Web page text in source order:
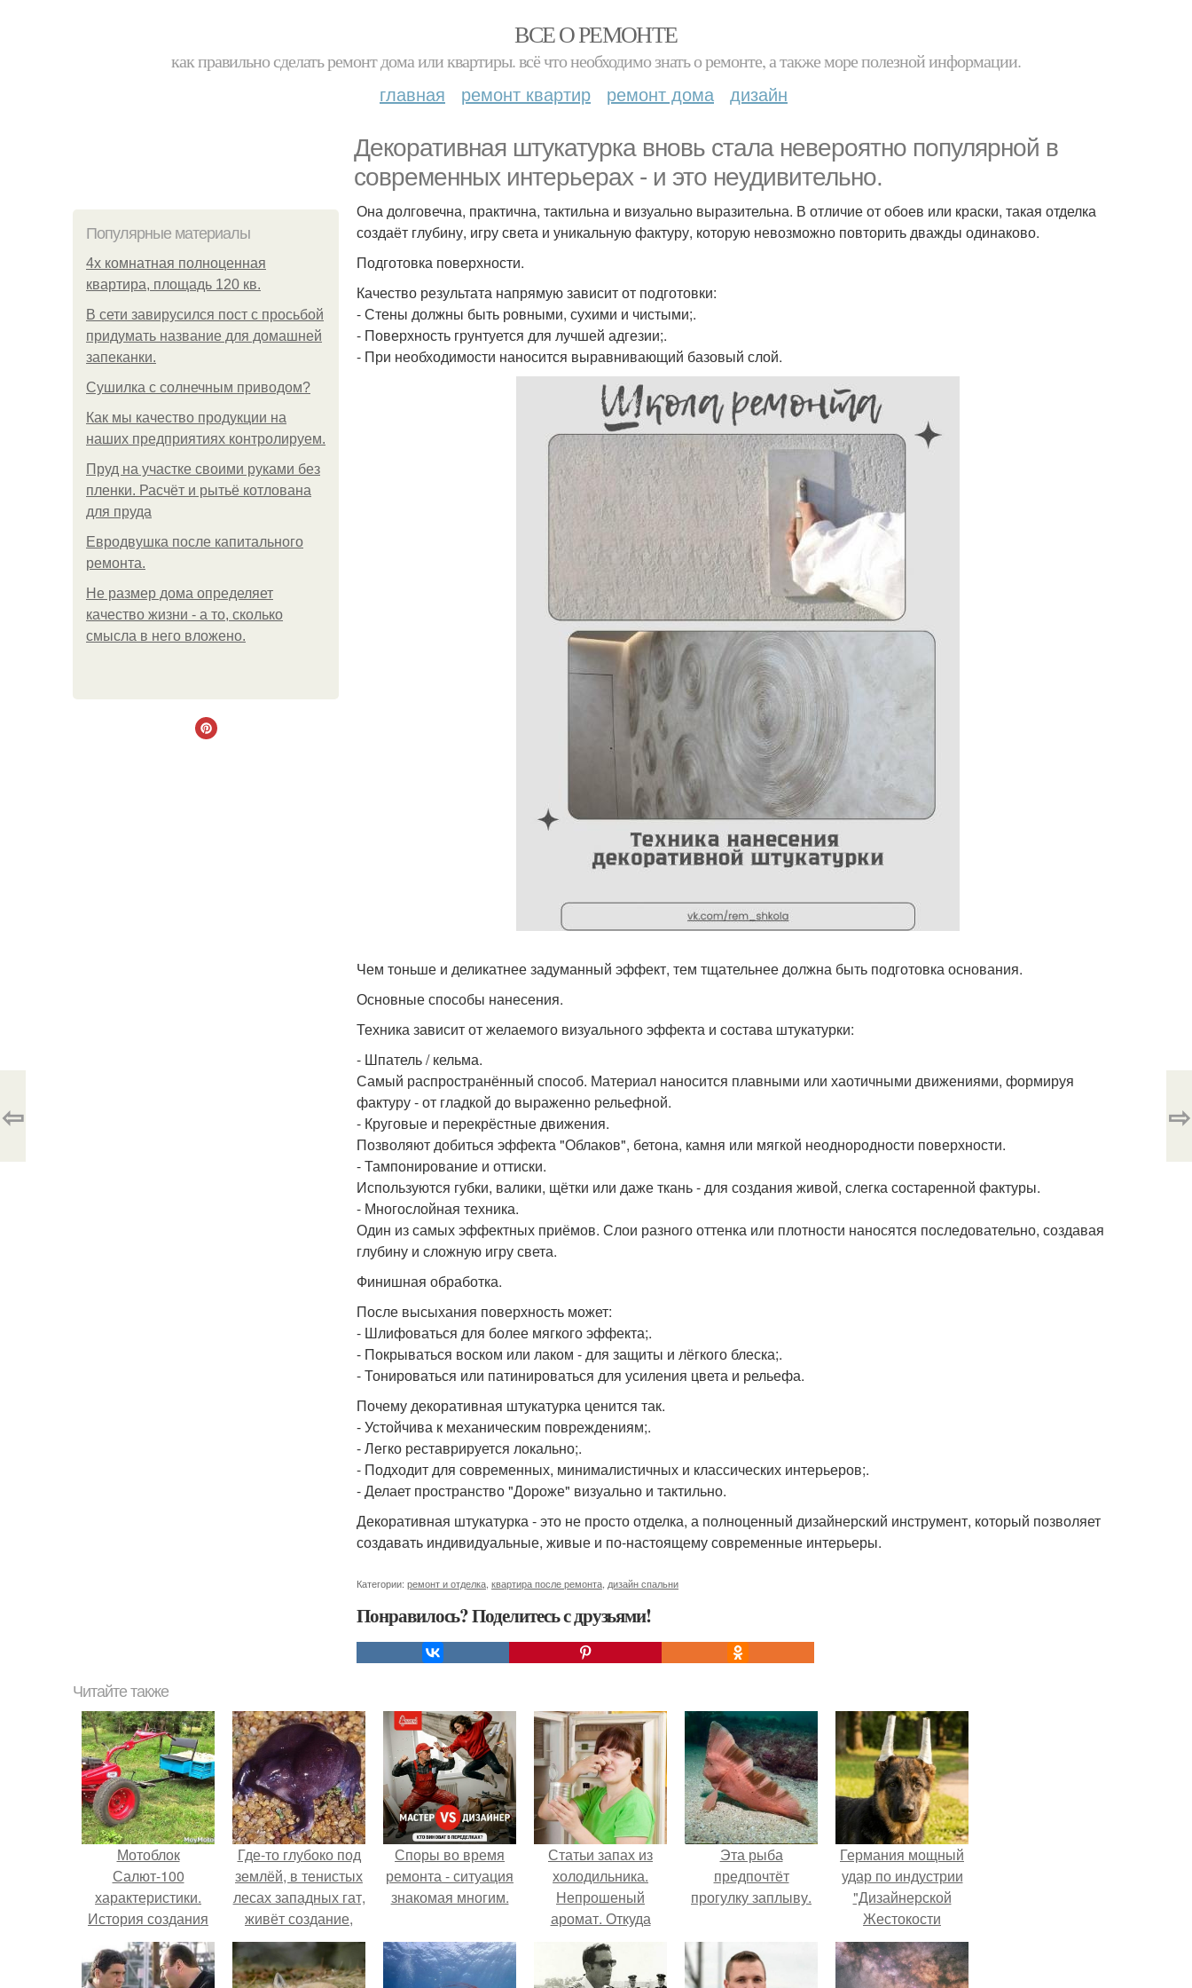
ВСЕ О РЕМОНТЕ
как правильно сделать ремонт дома или квартиры. всё что необходимо знать о ремонте, а также море полезной информации.
главная ремонт квартир ремонт дома дизайн
Декоративная штукатурка вновь стала невероятно популярной в
современных интерьерах - и это неудивительно.
Популярные материалы
4x комнатная полноценная
квартира, площадь 120 кв.
В сети завирусился пост с просьбой
придумать название для домашней
запеканки.
Сушилка с солнечным приводом?
Как мы качество продукции на
наших предприятиях контролируем.
Пруд на участке своими руками без
пленки. Расчёт и рытьё котлована
для пруда
Евродвушка после капитального
ремонта.
Не размер дома определяет
качество жизни - а то, сколько
смысла в него вложено.
Она долговечна, практична, тактильна и визуально выразительна. В отличие от обоев или краски, такая отделка
создаёт глубину, игру света и уникальную фактуру, которую невозможно повторить дважды одинаково.
Подготовка поверхности.
Качество результата напрямую зависит от подготовки:
- Стены должны быть ровными, сухими и чистыми;.
- Поверхность грунтуется для лучшей адгезии;.
- При необходимости наносится выравнивающий базовый слой.
Чем тоньше и деликатнее задуманный эффект, тем тщательнее должна быть подготовка основания.
Основные способы нанесения.
Техника зависит от желаемого визуального эффекта и состава штукатурки:
- Шпатель / кельма.
Самый распространённый способ. Материал наносится плавными или хаотичными движениями, формируя
фактуру - от гладкой до выраженно рельефной.
- Круговые и перекрёстные движения.
Позволяют добиться эффекта "Облаков", бетона, камня или мягкой неоднородности поверхности.
- Тампонирование и оттиски.
Используются губки, валики, щётки или даже ткань - для создания живой, слегка состаренной фактуры.
- Многослойная техника.
Один из самых эффектных приёмов. Слои разного оттенка или плотности наносятся последовательно, создавая
глубину и сложную игру света.
Финишная обработка.
После высыхания поверхность может:
- Шлифоваться для более мягкого эффекта;.
- Покрываться воском или лаком - для защиты и лёгкого блеска;.
- Тонироваться или патинироваться для усиления цвета и рельефа.
Почему декоративная штукатурка ценится так.
- Устойчива к механическим повреждениям;.
- Легко реставрируется локально;.
- Подходит для современных, минималистичных и классических интерьеров;.
- Делает пространство "Дороже" визуально и тактильно.
Декоративная штукатурка - это не просто отделка, а полноценный дизайнерский инструмент, который позволяет
создавать индивидуальные, живые и по-настоящему современные интерьеры.
Категории: ремонт и отделка квартира после ремонта дизайн спальни
Понравилось? Поделитесь с друзьями!
⇦ ⇨
Читайте также
Мотоблок
Салют-100
характеристики.
История создания
мотоблока
Салют-100
Где-то глубоко под
землёй, в тенистых
лесах западных гат,
живёт создание,
которое почти никто
не видит.
Споры во время
ремонта - ситуация
знакомая многим.
Статьи запах из
холодильника.
Непрошеный
аромат. Откуда
запах в
холодильнике
Эта рыба
предпочтёт
прогулку заплыву.
Германия мощный
удар по индустрии
"Дизайнерской
Жестокости
нанесла".